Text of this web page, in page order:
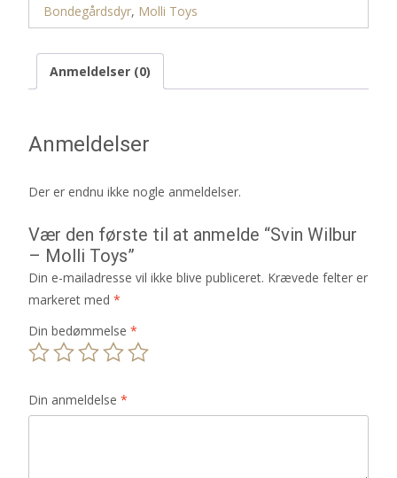
Bondegårdsdyr, Molli Toys
Anmeldelser (0)
Anmeldelser
Der er endnu ikke nogle anmeldelser.
Vær den første til at anmelde “Svin Wilbur
– Molli Toys”
Din e-mailadresse vil ikke blive publiceret. Krævede felter er
markeret med *
Din bedømmelse *
Din anmeldelse *